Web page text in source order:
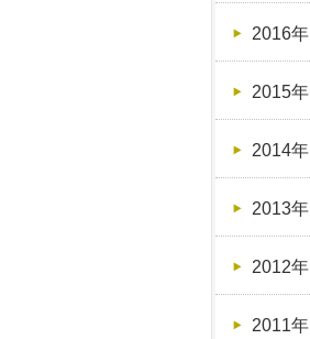
2016年
2015年
2014年
2013年
2012年
2011年